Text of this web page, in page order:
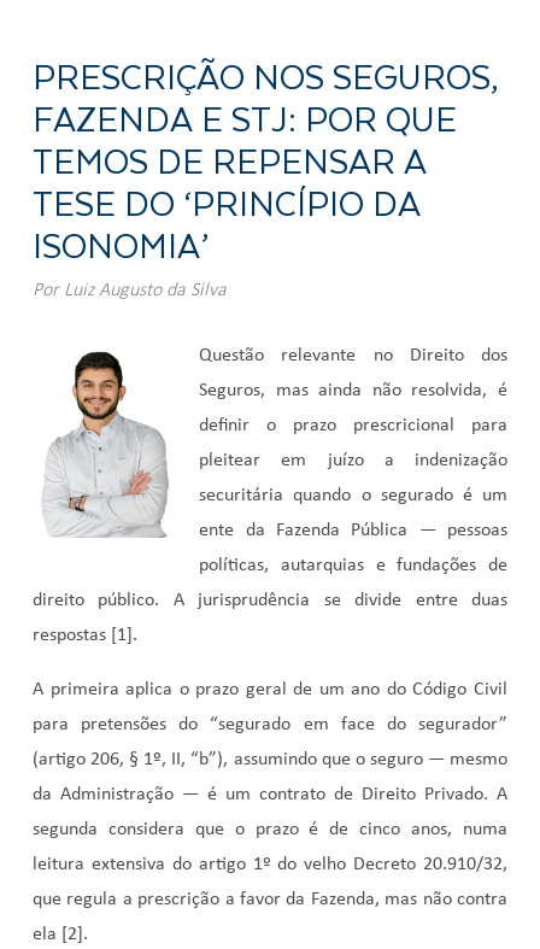
PRESCRIÇÃO NOS SEGUROS,
FAZENDA E STJ: POR QUE
TEMOS DE REPENSAR A
TESE DO ‘PRINCÍPIO DA
ISONOMIA’
Por Luiz Augusto da Silva
Questão relevante no Direito dos
Seguros, mas ainda não resolvida, é
definir o prazo prescricional para
pleitear em juízo a indenização
securitária quando o segurado é um
ente da Fazenda Pública — pessoas
políticas, autarquias e fundações de
direito público. A jurisprudência se divide entre duas
respostas [1].
A primeira aplica o prazo geral de um ano do Código Civil
para pretensões do “segurado em face do segurador”
(artigo 206, § 1º, II, “b”), assumindo que o seguro — mesmo
da Administração — é um contrato de Direito Privado. A
segunda considera que o prazo é de cinco anos, numa
leitura extensiva do artigo 1º do velho Decreto 20.910/32,
que regula a prescrição a favor da Fazenda, mas não contra
ela [2].